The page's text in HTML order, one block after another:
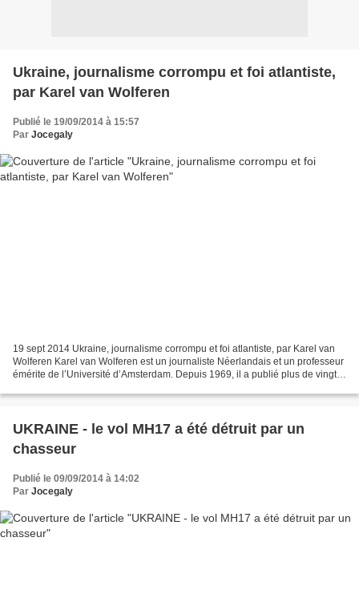
Ukraine, journalisme corrompu et foi atlantiste,
par Karel van Wolferen
Publié le 19/09/2014 à 15:57
Par Jocegaly
19 sept 2014 Ukraine, journalisme corrompu et foi atlantiste, par Karel van
Wolferen Karel van Wolferen est un journaliste Néerlandais et un professeur
émérite de l’Université d’Amsterdam. Depuis 1969, il a publié plus de vingt
UKRAINE - le vol MH17 a été détruit par un
chasseur
Publié le 09/09/2014 à 14:02
Par Jocegaly